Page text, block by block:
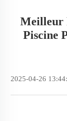
Meilleur
Piscine
2025-04-26